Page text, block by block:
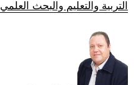
التربية والتعليم والبحث العلمي